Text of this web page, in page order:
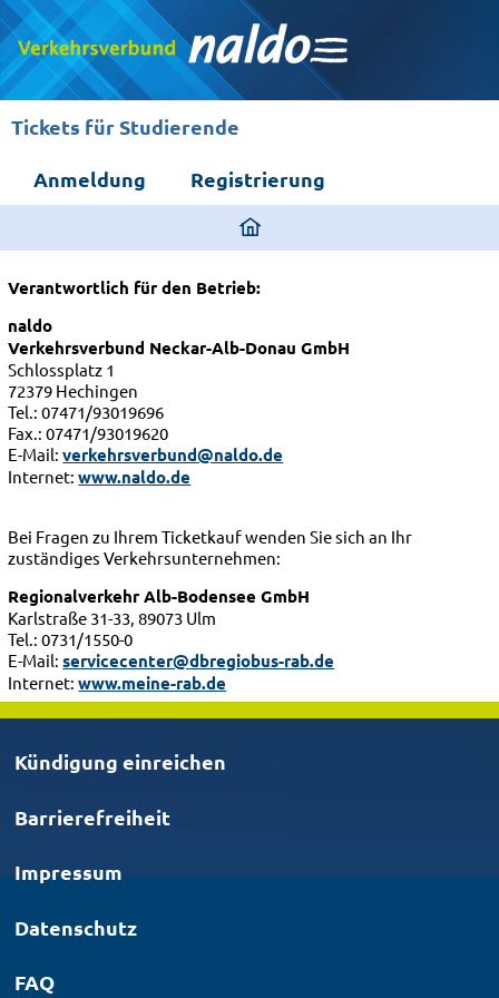
Tickets für Studierende
Anmeldung
Registrierung
ding
home
Verantwortlich für den Betrieb:
naldo
Verkehrsverbund Neckar-Alb-Donau GmbH
Schlossplatz 1
72379 Hechingen
Tel.: 07471/93019696
Fax.: 07471/93019620
E-Mail:verkehrsverbund@naldo.de
Internet:www.naldo.de
Bei Fragen zu Ihrem Ticketkauf wenden Sie sich an Ihr
zuständiges Verkehrsunternehmen:
Regionalverkehr Alb-Bodensee GmbH
Karlstraße 31-33, 89073 Ulm
Tel.: 0731/1550-0
E-Mail:servicecenter@dbregiobus-rab.de
Internet:www.meine-rab.de
Kündigung einreichen
Barrierefreiheit
Impressum
Datenschutz
FAQ